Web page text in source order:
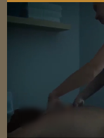
Axeptio
sur
Axeptio